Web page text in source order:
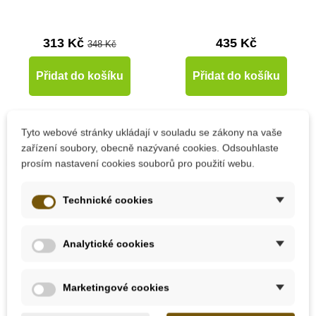
313 Kč 348 Kč
Přidat do košíku
435 Kč
Přidat do košíku
-10%
Skladem
-10%
Doporučené
Tyto webové stránky ukládají v souladu se zákony na vaše
zařízení soubory, obecně nazývané cookies. Odsouhlaste
prosím nastavení cookies souborů pro použití webu.
Technické cookies
Analytické cookies
Marketingové cookies